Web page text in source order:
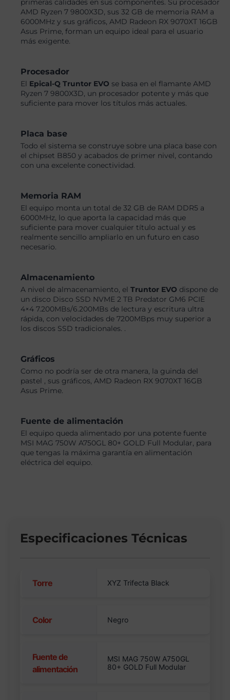
primeras calidades en sus componentes. Su procesador
AMD Ryzen 7 9800X3D, sus 32 GB de memoria RAM a
6000MHz y sus gráficos, AMD Radeon RX 9070XT 16GB
Asus Prime, forman un equipo ideal para el usuario
más exigente.
Procesador
El Epical-Q Truntor EVO se basa en el flamante AMD
Ryzen 7 9800X3D, un procesador potente y más que
suficiente para mover los títulos más actuales.
Placa base
Todo el sistema se construye sobre una placa base con
el chipset B850 y acabados de primer nivel, contando
con una excelente conectividad.
Memoria RAM
El equipo monta un total de 32 GB de RAM DDR5 a
6000MHz, lo que aporta la capacidad más que
suficiente para mover cualquier título actual y es
realmente sencillo ampliarlo en un futuro en caso
necesario.
Almacenamiento
A nivel de almacenamiento, elTruntor EVO dispone de
un disco Disco SSD NVME 2 TB Predator GM6 PCIE
4×4 7.200MBs/6.200MBs de lectura y escritura ultra
rápida, con velocidades de 7200MBps muy superior a
los discos SSD tradicionales. .
Gráficos
Como no podría ser de otra manera, la guinda del
pastel , sus gráficos, AMD Radeon RX 9070XT 16GB
Asus Prime.
Fuente de alimentación
El equipo queda alimentado por una potente fuente
MSI MAG 750W A750GL 80+ GOLD Full Modular, para
que tengas la máxima garantía en alimentación
eléctrica del equipo.
Especificaciones Técnicas
Torre XYZ Trifecta Black
Color Negro
Fuente de
alimentación
MSI MAG 750W A750GL
80+ GOLD Full Modular